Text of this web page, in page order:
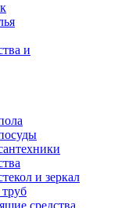
и
и зеркал
средства